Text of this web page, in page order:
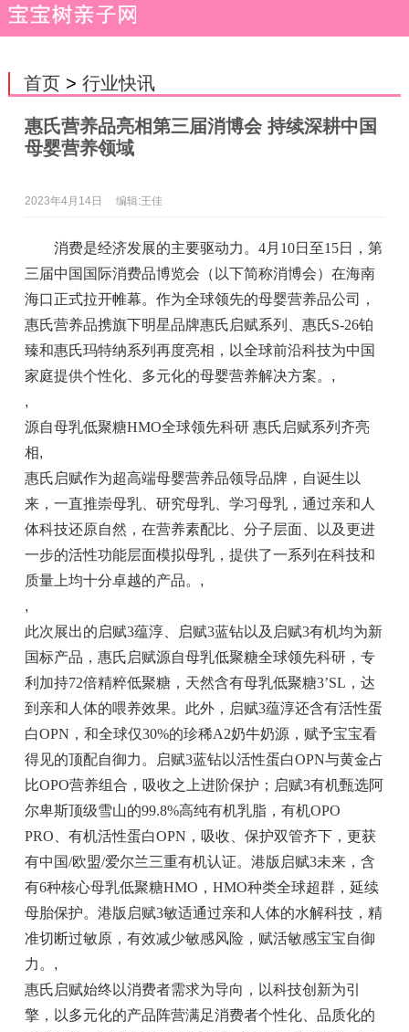
首页> 行业快讯
惠氏营养品亮相第三届消博会 持续深耕中国
母婴营养领域
2023年4月14日 编辑:王佳
消费是经济发展的主要驱动力。4月10日至15日，第
三届中国国际消费品博览会（以下简称消博会）在海南
海口正式拉开帷幕。作为全球领先的母婴营养品公司，
惠氏营养品携旗下明星品牌惠氏启赋系列、惠氏S-26铂
臻和惠氏玛特纳系列再度亮相，以全球前沿科技为中国
家庭提供个性化、多元化的母婴营养解决方案。 ,
,
源自母乳低聚糖HMO全球领先科研 惠氏启赋系列齐亮
相,
惠氏启赋作为超高端母婴营养品领导品牌，自诞生以
来，一直推崇母乳、研究母乳、学习母乳，通过亲和人
体科技还原自然，在营养素配比、分子层面、以及更进
一步的活性功能层面模拟母乳，提供了一系列在科技和
质量上均十分卓越的产品。 ,
,
此次展出的启赋3蕴淳、启赋3蓝钻以及启赋3有机均为新
国标产品，惠氏启赋源自母乳低聚糖全球领先科研，专
利加持72倍精粹低聚糖，天然含有母乳低聚糖3’SL，达
到亲和人体的喂养效果。此外，启赋3蕴淳还含有活性蛋
白OPN，和全球仅30%的珍稀A2奶牛奶源，赋予宝宝看
得见的顶配自御力。启赋3蓝钻以活性蛋白OPN与黄金占
比OPO营养组合，吸收之上进阶保护；启赋3有机甄选阿
尔卑斯顶级雪山的99.8%高纯有机乳脂，有机OPO
PRO、有机活性蛋白OPN，吸收、保护双管齐下，更获
有中国/欧盟/爱尔兰三重有机认证。港版启赋3未来，含
有6种核心母乳低聚糖HMO，HMO种类全球超群，延续
母胎保护。港版启赋3敏适通过亲和人体的水解科技，精
准切断过敏原，有效减少敏感风险，赋活敏感宝宝自御
力。 ,
惠氏启赋始终以消费者需求为导向，以科技创新为引
擎，以多元化的产品阵营满足消费者个性化、品质化的